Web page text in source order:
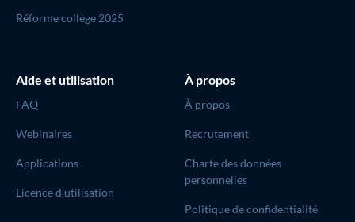
Réforme collège 2025
Aide et utilisation
FAQ
Webinaires
Applications
Licence d'utilisation
À propos
À propos
Recrutement
Charte des données
personnelles
Politique de confidentialité